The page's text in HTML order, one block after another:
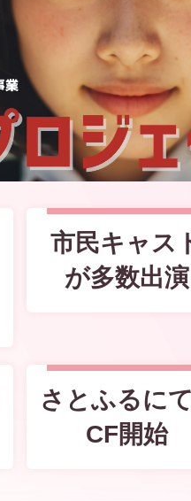
市民キャス
が多数出演
さとふるに
CF開始